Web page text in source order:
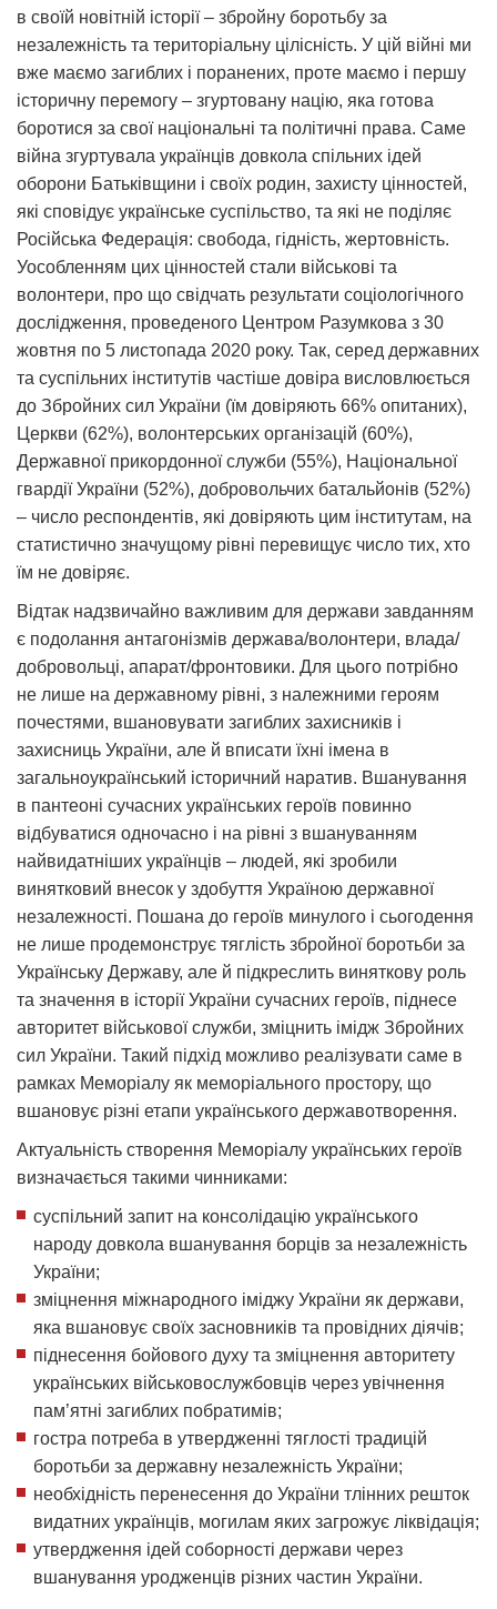
в своїй новітній історії – збройну боротьбу за
незалежність та територіальну цілісність. У цій війні ми
вже маємо загиблих і поранених, проте маємо і першу
історичну перемогу – згуртовану націю, яка готова
боротися за свої національні та політичні права. Саме
війна згуртувала українців довкола спільних ідей
оборони Батьківщини і своїх родин, захисту цінностей,
які сповідує українське суспільство, та які не поділяє
Російська Федерація: свобода, гідність, жертовність.
Уособленням цих цінностей стали військові та
волонтери, про що свідчать результати соціологічного
дослідження, проведеного Центром Разумкова з 30
жовтня по 5 листопада 2020 року. Так, серед державних
та суспільних інститутів частіше довіра висловлюється
до Збройних сил України (їм довіряють 66% опитаних),
Церкви (62%), волонтерських організацій (60%),
Державної прикордонної служби (55%), Національної
гвардії України (52%), добровольчих батальйонів (52%)
– число респондентів, які довіряють цим інститутам, на
статистично значущому рівні перевищує число тих, хто
їм не довіряє.
Відтак надзвичайно важливим для держави завданням
є подолання антагонізмів держава/волонтери, влада/
добровольці, апарат/фронтовики. Для цього потрібно
не лише на державному рівні, з належними героям
почестями, вшановувати загиблих захисників і
захисниць України, але й вписати їхні імена в
загальноукраїнський історичний наратив. Вшанування
в пантеоні сучасних українських героїв повинно
відбуватися одночасно і на рівні з вшануванням
найвидатніших українців – людей, які зробили
винятковий внесок у здобуття Україною державної
незалежності. Пошана до героїв минулого і сьогодення
не лише продемонструє тяглість збройної боротьби за
Українську Державу, але й підкреслить виняткову роль
та значення в історії України сучасних героїв, піднесе
авторитет військової служби, зміцнить імідж Збройних
сил України. Такий підхід можливо реалізувати саме в
рамках Меморіалу як меморіального простору, що
вшановує різні етапи українського державотворення.
Актуальність створення Меморіалу українських героїв
визначається такими чинниками:
суспільний запит на консолідацію українського
народу довкола вшанування борців за незалежність
України;
зміцнення міжнародного іміджу України як держави,
яка вшановує своїх засновників та провідних діячів;
піднесення бойового духу та зміцнення авторитету
українських військовослужбовців через увічнення
пам’ятні загиблих побратимів;
гостра потреба в утвердженні тяглості традицій
боротьби за державну незалежність України;
необхідність перенесення до України тлінних решток
видатних українців, могилам яких загрожує ліквідація;
утвердження ідей соборності держави через
вшанування уродженців різних частин України.